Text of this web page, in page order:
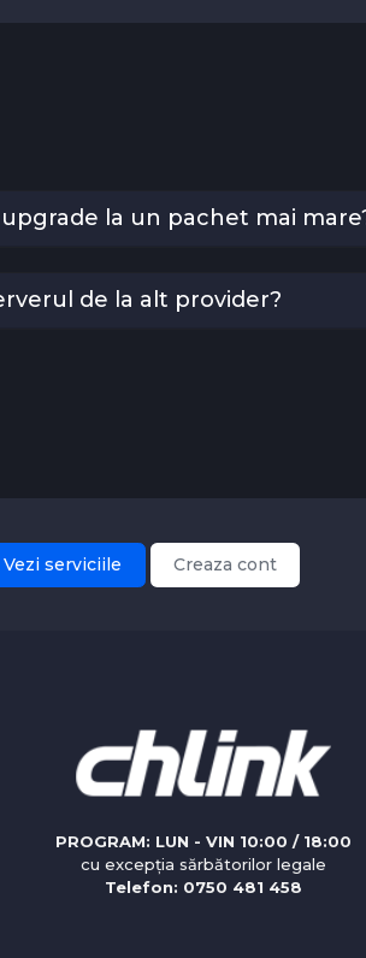
la un pachet mai
de la alt provider?
Vezi serviciile Creaza cont
PROGRAM: LUN - VIN 10:00 / 18:00
cu excepția sărbătorilor legale
Telefon: 0750 481 458